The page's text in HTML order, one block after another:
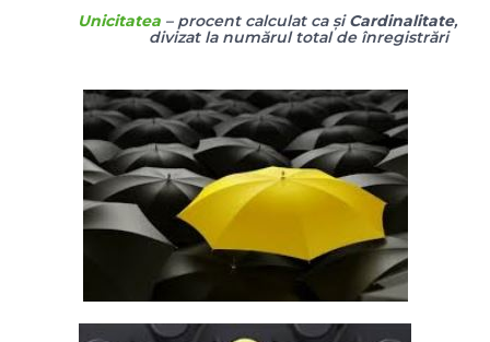
Unicitatea – procent calculat ca șiCardinalitate,
divizat la numărul total de înregistrări